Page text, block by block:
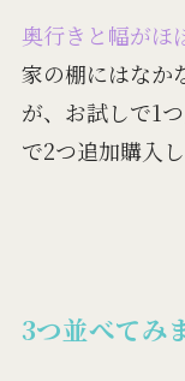
奥行きと幅がほ
家の棚にはなか
が、お試しで1
で2つ追加購入し
3つ並べてみ